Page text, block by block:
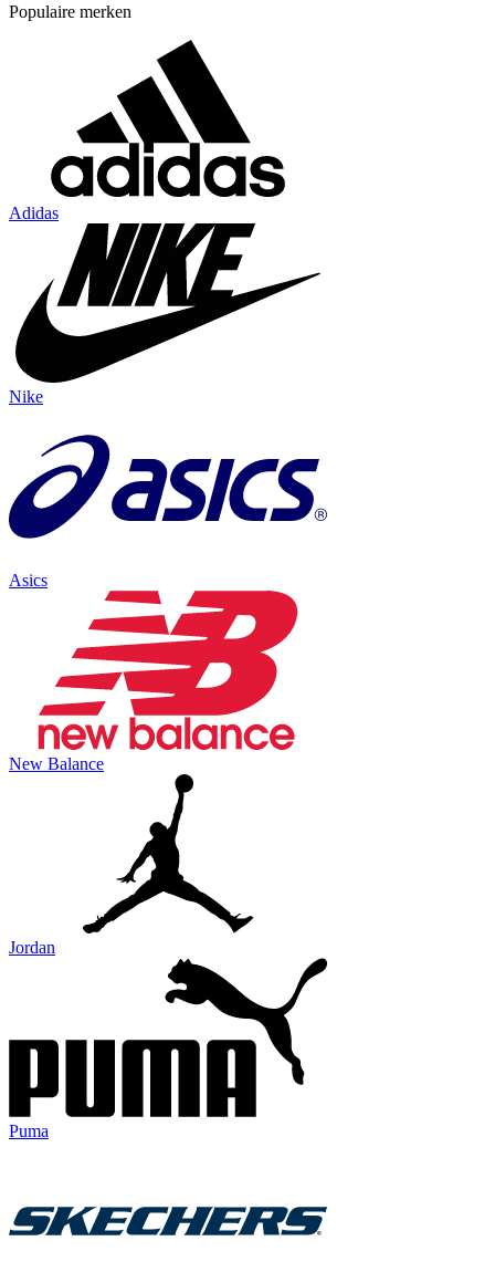
Populaire merken
Adidas
Nike
Asics
New Balance
Jordan
Puma